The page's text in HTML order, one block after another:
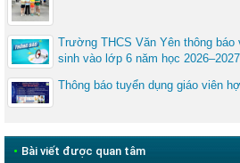
Trường THCS Văn Yên thông
sinh vào lớp 6 năm học 2026–2027
Thông báo tuyển dụng giáo viên
• Bài viết được quan tâm